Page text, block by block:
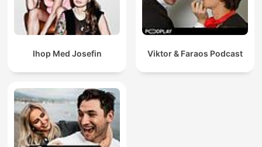
Ihop Med Josefin Viktor & Faraos Podcast